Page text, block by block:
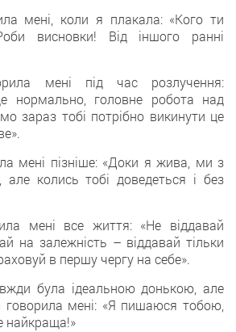
мені, коли я плакала: «Кого ти
висновки! Від іншого ранні
мені під час розлучення:
нормально, головне робота над
зараз тобі потрібно викинути це
мені пізніше: «Доки я жива, ми з
але колись тобі доведеться і без
мені все життя: «Не віддавай
на залежність – віддавай тільки
в першу чергу на себе».
була ідеальною донькою, але
мені: «Я пишаюся тобою,
найкраща!»